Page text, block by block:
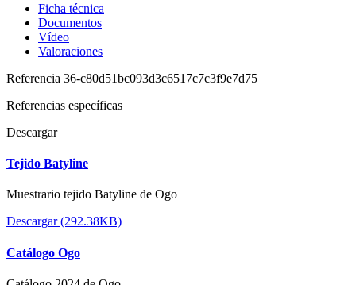
Ficha técnica
Documentos
Vídeo
Valoraciones
Referencia 36-c80d51bc093d3c6517c7c3f9e7d75
Referencias específicas
Descargar
Tejido Batyline
Muestrario tejido Batyline de Ogo
Descargar (292.38KB)
Catálogo Ogo